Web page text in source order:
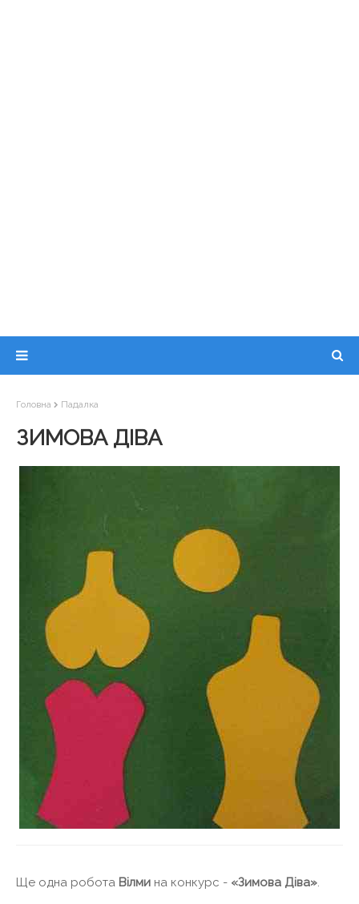
Головна Падалка
ЗИМОВА ДІВА
Ще одна робота Вілми на конкурс - «Зимова Діва».